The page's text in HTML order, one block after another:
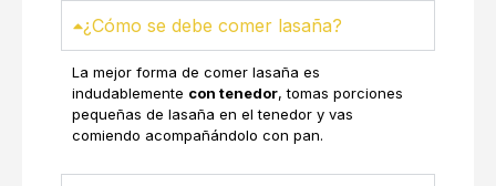
¿Cómo se debe comer lasaña?
La mejor forma de comer lasaña es
indudablemente con tenedor, tomas porciones
pequeñas de lasaña en el tenedor y vas
comiendo acompañándolo con pan.